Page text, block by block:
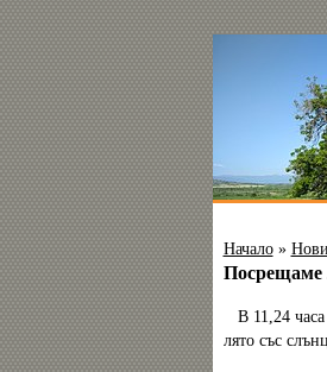
Начало»
Посрещаме
В 11,24 часа
лято със